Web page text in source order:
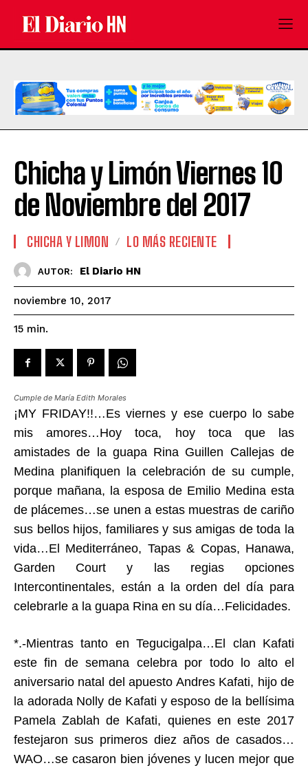
Chicha y Limón Viernes 10
de Noviembre del 2017
CHICHA Y LIMON LO MÁS RECIENTE
AUTOR: El Diario HN
noviembre 10, 2017
15 min.
Cumple de María Edith Morales
¡MY FRIDAY!!…Es viernes y ese cuerpo lo sabe
mis amores…Hoy toca, hoy toca que las
amistades de la guapa Rina Guillen Callejas de
Medina planifiquen la celebración de su cumple,
porque mañana, la esposa de Emilio Medina esta
de plácemes…se unen a estas muestras de cariño
sus bellos hijos, familiares y sus amigas de toda la
vida…El Mediterráneo, Tapas & Copas, Hanawa,
Garden Court y las regias opciones
Intercontinentales, están a la orden del día para
celebrarle a la guapa Rina en su día…Felicidades.
*.-Mientras tanto en Tegucigalpa…El clan Kafati
este fin de semana celebra por todo lo alto el
aniversario natal del apuesto Andres Kafati, hijo de
la adorada Nolly de Kafati y esposo de la bellísima
Pamela Zablah de Kafati, quienes en este 2017
festejaron sus primeros diez años de casados…
WAO…se casaron bien jóvenes y lucen mejor que